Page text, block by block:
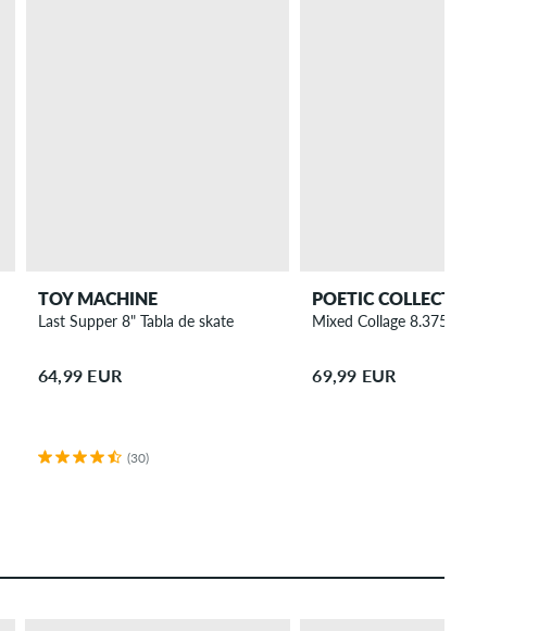
TOY MACHINE
Last Supper 8" Tabla de skate
64,99 EUR
(30)
POETIC COLLECTIVE
Mixed Collage 8.375" Tabla de skate
69,99 EUR